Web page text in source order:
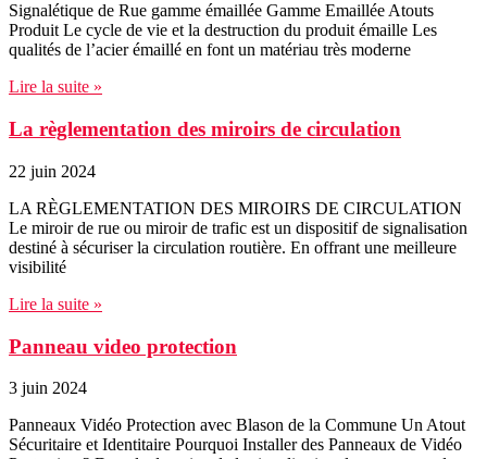
Signalétique de Rue gamme émaillée Gamme Emaillée Atouts
Produit Le cycle de vie et la destruction du produit émaille Les
qualités de l’acier émaillé en font un matériau très moderne
Lire la suite »
La règlementation des miroirs de circulation
22 juin 2024
LA RÈGLEMENTATION DES MIROIRS DE CIRCULATION
Le miroir de rue ou miroir de trafic est un dispositif de signalisation
destiné à sécuriser la circulation routière. En offrant une meilleure
visibilité
Lire la suite »
Panneau video protection
3 juin 2024
Panneaux Vidéo Protection avec Blason de la Commune Un Atout
Sécuritaire et Identitaire Pourquoi Installer des Panneaux de Vidéo